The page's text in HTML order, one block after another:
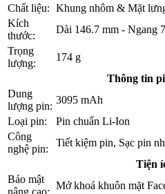
Chất liệu: Khung nhôm & Mặt
Kích
thước:
Dài 146.7 mm - Ngang
Trọng
lượng:
174 g
Thông tin
Dung
lượng pin:
3095 mAh
Loại pin:
Pin chuẩn Li-Ion
Công
nghệ pin:
Tiết kiệm pin, Sạc pin
Tiện
Bảo mật
nâng cao:
Mở khoá khuôn mặt